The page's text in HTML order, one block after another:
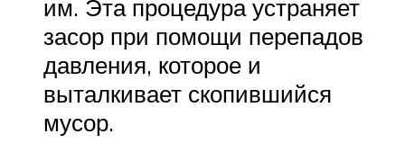
им. Эта процедура устраняет
засор при помощи перепадов
давления, которое и
выталкивает скопившийся
мусор.